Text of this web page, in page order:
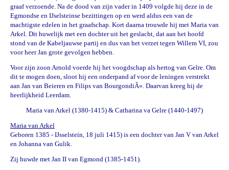
graaf verzoende. Na de dood van zijn vader in 1409 volgde hij deze in de
Egmondse en IJselsteinse bezittingen op en werd aldus een van de
machtigste edelen in het graafschap. Kort daarna trouwde hij met Maria van
Arkel. Dit huwelijk met een dochter uit het geslacht, dat aan het hoofd
stond van de Kabeljauwse partij en dus van het verzet tegen Willem VI, zou
voor heer Jan grote gevolgen hebben.
Voor zijn zoon Arnold voerde hij het voogdschap als hertog van Gelre. Om
dit te mogen doen, sloot hij een onderpand af voor de leningen verstrekt
aan Jan van Beieren en Filips van BourgondiÃ«. Daarvan kreeg hij de
heerlijkheid Leerdam.
Maria van Arkel (1380-1415) & Catharina va Gelre (1440-1497)
Maria van Arkel
Geboren 1385 - IJsselstein, 18 juli 1415) is een dochter van Jan V van Arkel
en Johanna van Gulik.
Zij huwde met Jan II van Egmond (1385-1451).